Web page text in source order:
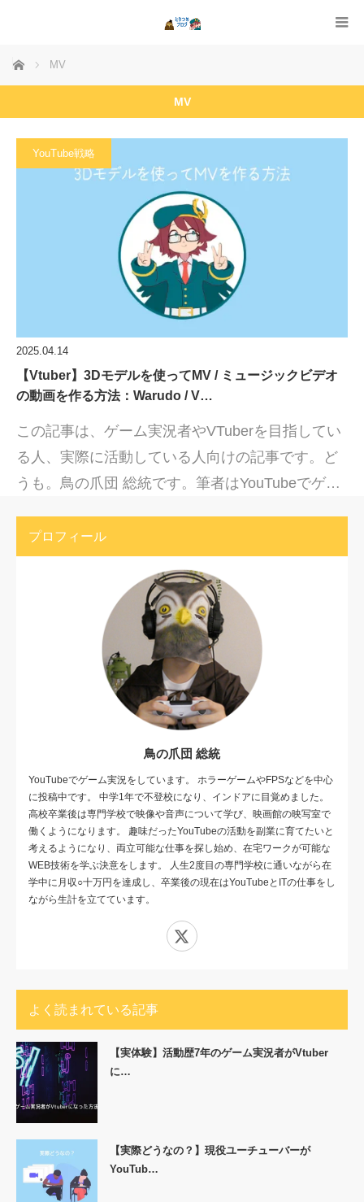
ホーム MV
MV
YouTube戦略
2025.04.14
【Vtuber】3Dモデルを使ってMV / ミュージックビデオ
の動画を作る方法：Warudo / V…
この記事は、ゲーム実況者やVTuberを目指してい
る人、実際に活動している人向けの記事です。ど
うも。鳥の爪団 総統です。筆者はYouTubeでゲ…
プロフィール
鳥の爪団 総統
YouTubeでゲーム実況をしています。 ホラーゲームやFPSなどを中心
に投稿中です。 中学1年で不登校になり、インドアに目覚めました。
高校卒業後は専門学校で映像や音声について学び、映画館の映写室で
働くようになります。 趣味だったYouTubeの活動を副業に育てたいと
考えるようになり、両立可能な仕事を探し始め、在宅ワークが可能な
WEB技術を学ぶ決意をします。 人生2度目の専門学校に通いながら在
学中に月収○十万円を達成し、卒業後の現在はYouTubeとITの仕事をし
ながら生計を立てています。
よく読まれている記事
【実体験】活動歴7年のゲーム実況者がVtuber
に…
【実際どうなの？】現役ユーチューバーが
YouTub…